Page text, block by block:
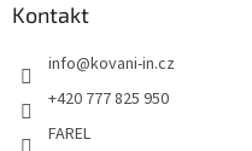
Kontakt
info@kovani-in.cz
+420 777 825 950
FAREL